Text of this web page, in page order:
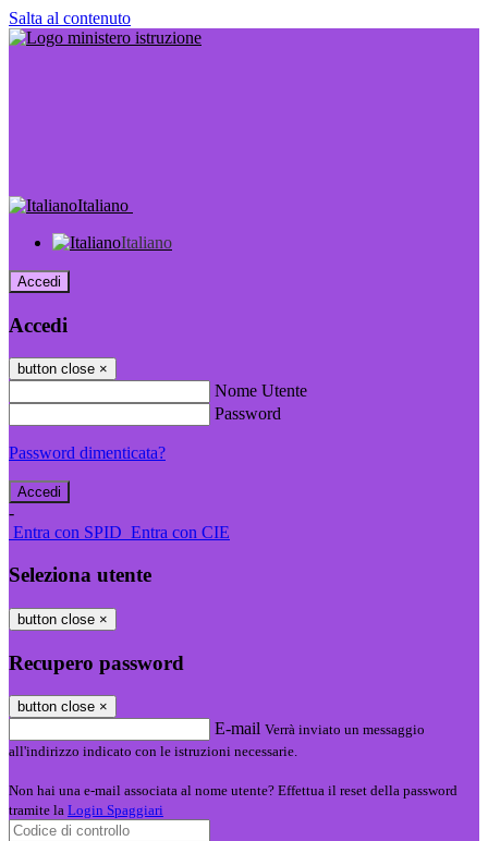
Salta al contenuto
Italiano
Italiano
Accedi
Accedi
button close ×
Nome Utente
Password
Password dimenticata?
-
Entra con SPID Entra con CIE
Seleziona utente
button close ×
Recupero password
button close ×
E-mail Verrà inviato un messaggio
all'indirizzo indicato con le istruzioni necessarie.
Non hai una e-mail associata al nome utente? Effettua il reset della password
tramite la Login Spaggiari